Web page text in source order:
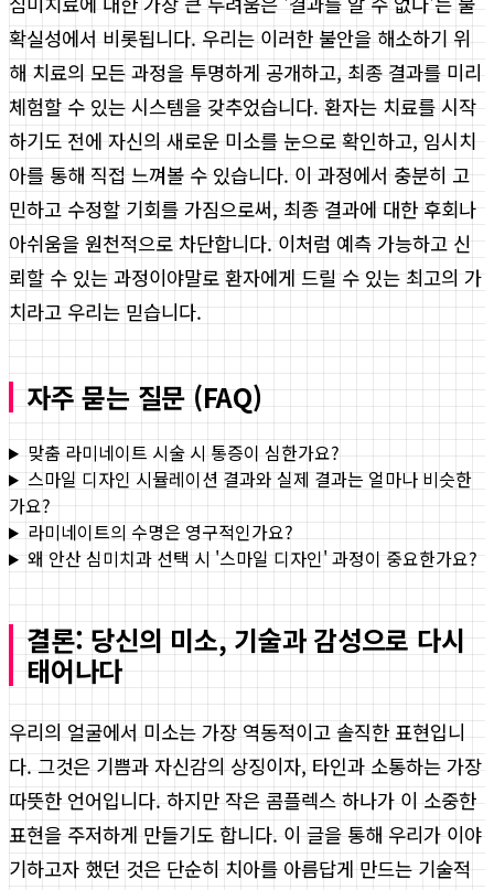
확실성에서 비롯됩니다. 우리는 이러한 불안을 해소하기 위
해 치료의 모든 과정을 투명하게 공개하고, 최종 결과를 미리
체험할 수 있는 시스템을 갖추었습니다. 환자는 치료를 시작
하기도 전에 자신의 새로운 미소를 눈으로 확인하고, 임시치
아를 통해 직접 느껴볼 수 있습니다. 이 과정에서 충분히 고
민하고 수정할 기회를 가짐으로써, 최종 결과에 대한 후회나
아쉬움을 원천적으로 차단합니다. 이처럼 예측 가능하고 신
뢰할 수 있는 과정이야말로 환자에게 드릴 수 있는 최고의 가
치라고 우리는 믿습니다.
자주 묻는 질문 (FAQ)
맞춤 라미네이트 시술 시 통증이 심한가요?
스마일 디자인 시뮬레이션 결과와 실제 결과는 얼마나 비슷한
가요?
라미네이트의 수명은 영구적인가요?
왜 안산 심미치과 선택 시 '스마일 디자인' 과정이 중요한가요?
결론: 당신의 미소, 기술과 감성으로 다시
태어나다
우리의 얼굴에서 미소는 가장 역동적이고 솔직한 표현입니
다. 그것은 기쁨과 자신감의 상징이자, 타인과 소통하는 가장
따뜻한 언어입니다. 하지만 작은 콤플렉스 하나가 이 소중한
표현을 주저하게 만들기도 합니다. 이 글을 통해 우리가 이야
기하고자 했던 것은 단순히 치아를 아름답게 만드는 기술적